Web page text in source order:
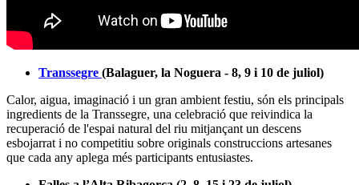
que cada any aplega més participants entusiastes.
Aquesta tradició és una supervivència del culte al foc purificador.
Aquest foc, encès al cim de la muntanya és el que es baixa fins al
poble amb les falles, i es passeja pel mateix, per tal de purificar els
mals esperits de tots i cadascun dels llocs del poble. Les falles són
troncs resinosos d’uns dos metres de llargada, que preparen els joves
de cada poble. Es celebren baixades de falles el 2 de juliol, a
Barruera; el 8, a Erill de la Vall; el 15, a Taüll i el 23, a Llesp).
Paupaterres(Tàrrega, 15 i 16 de juliol)